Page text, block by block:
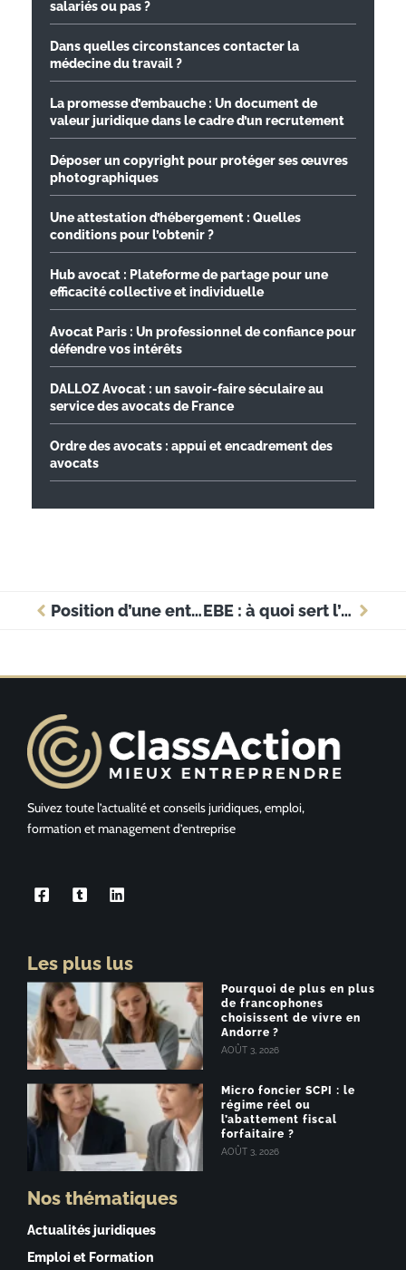
salariés ou pas ?
Dans quelles circonstances contacter la
médecine du travail ?
La promesse d’embauche : Un document de
valeur juridique dans le cadre d’un recrutement
Déposer un copyright pour protéger ses œuvres
photographiques
Une attestation d’hébergement : Quelles
conditions pour l’obtenir ?
Hub avocat : Plateforme de partage pour une
efficacité collective et individuelle
Avocat Paris : Un professionnel de confiance pour
défendre vos intérêts
DALLOZ Avocat : un savoir-faire séculaire au
service des avocats de France
Ordre des avocats : appui et encadrement des
avocats
Position d’une entreprise : les étapes stratégiques pour se démarquer durablement EBE : à quoi sert l’indicateur pour la gestion d’une entreprise
Suivez toute l’actualité et conseils juridiques, emploi,
formation et management d’entreprise
Les plus lus
Pourquoi de plus en plus
de francophones
choisissent de vivre en
Andorre ?
AOÛT 3, 2026
Micro foncier SCPI : le
régime réel ou
l’abattement fiscal
forfaitaire ?
AOÛT 3, 2026
Nos thématiques
Actualités juridiques
Emploi et Formation